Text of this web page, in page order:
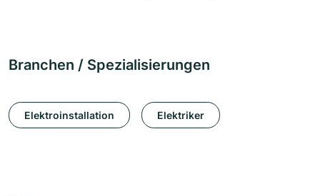
Branchen / Spezialisierungen
Elektroinstallation Elektriker